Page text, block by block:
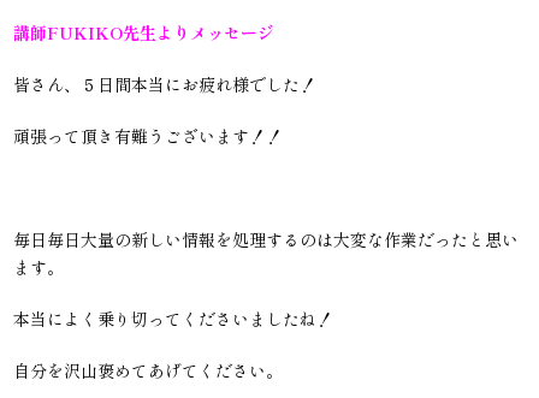
講師FUKIKO先生よりメッセージ
皆さん、５日間本当にお疲れ様でした！
頑張って頂き有難うございます！！
毎日毎日大量の新しい情報を処理するのは大変な作業だったと思い
ます。
本当によく乗り切ってくださいましたね！
自分を沢山褒めてあげてください。